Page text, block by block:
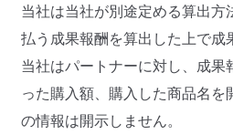
当社は当社が別途定める算出方
払う成果報酬を算出した上で成
当社はパートナーに対し、成果
った購入額、購入した商品名
の情報は開示しません。